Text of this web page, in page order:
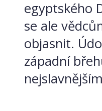
egyptského
se ale
objasnit.
západní